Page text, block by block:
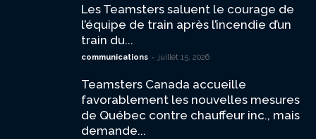
Les Teamsters saluent le courage de
l’équipe de train après l’incendie d’un
train du...
communications - juillet 15, 2026
Teamsters Canada accueille
favorablement les nouvelles mesures
de Québec contre chauffeur inc., mais
demande...